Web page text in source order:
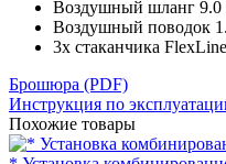
Воздушный шланг 9.0
Воздушный поводок
3x стаканчика
Брошюра (PDF)
Инструкция по
Похожие товары